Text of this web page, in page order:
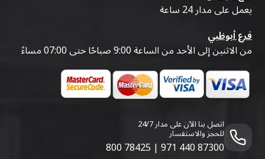
يعمل على مدار 24 ساعة
فرع أبوظبي
من الاثنين إلى الأحد من الساعة 9:00 صباحًا حتى 07:00 مساءً
اتصل بنا الآن على مدار 24/7
للحجز والاستفسار
800 78425 | 971 440 87300